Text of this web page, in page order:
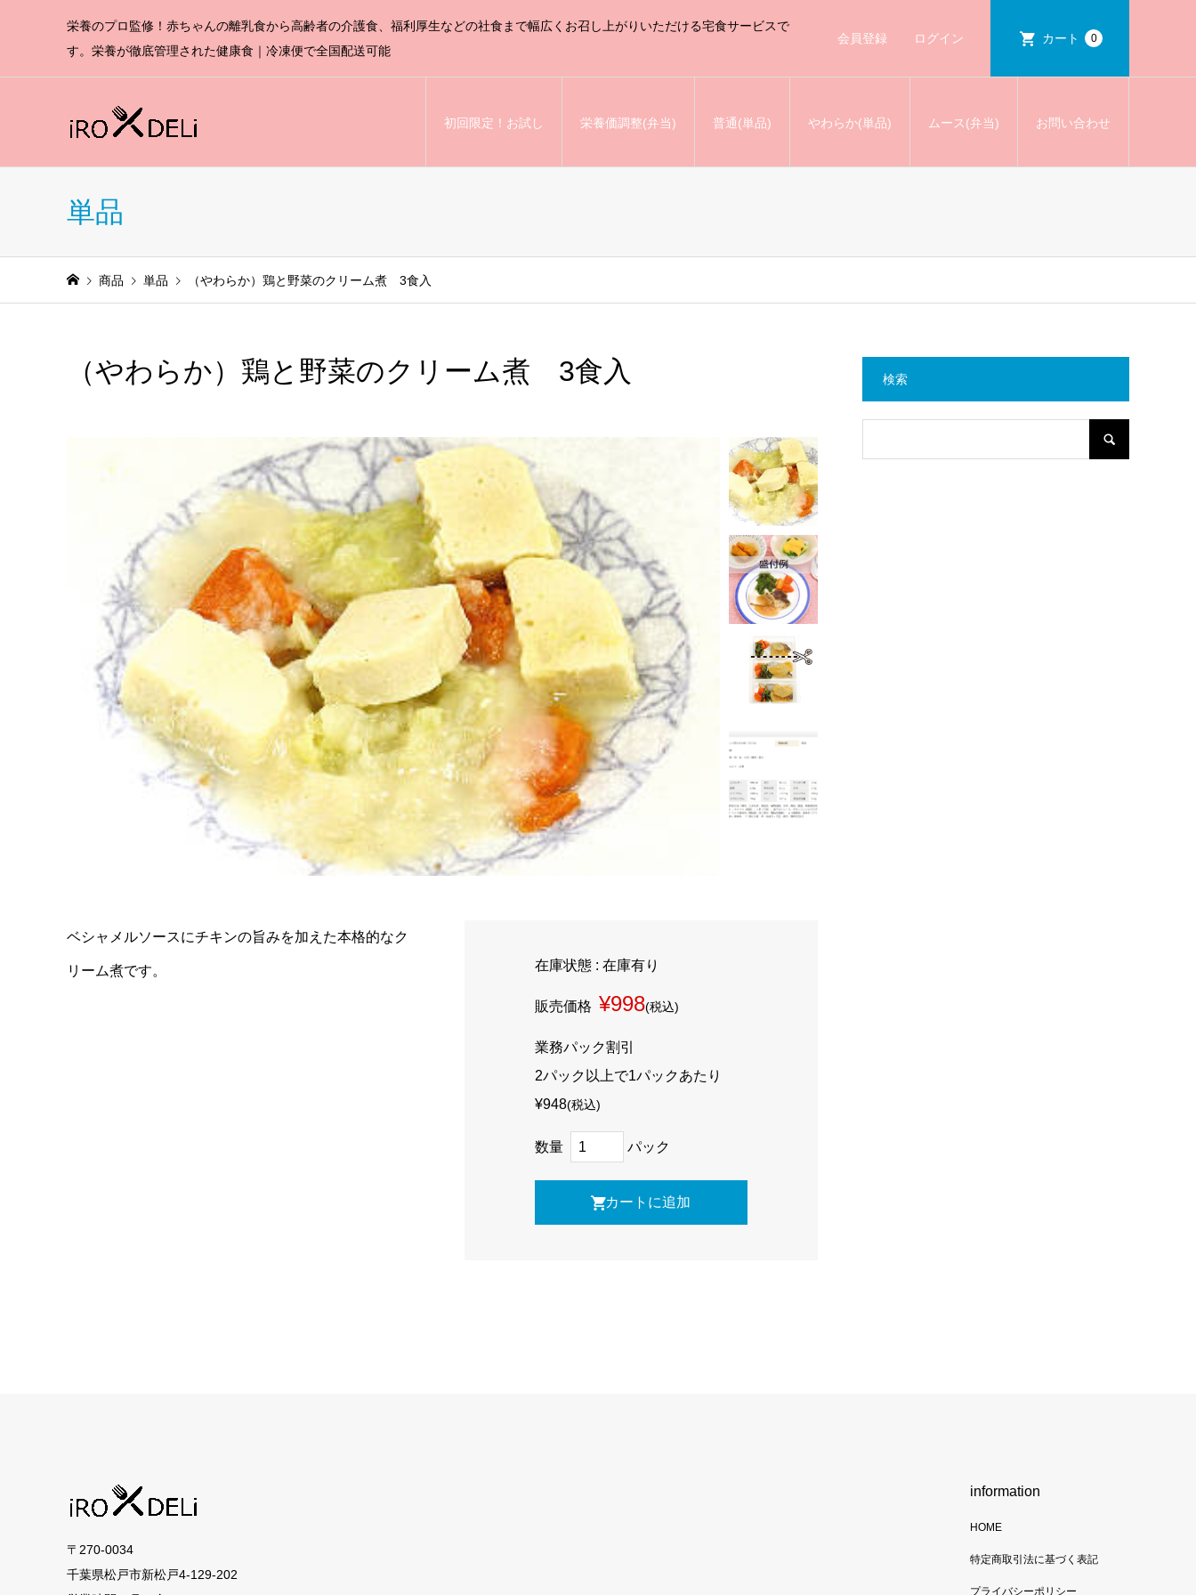
栄養のプロ監修！赤ちゃんの離乳食から高齢者の介護食、福利厚生などの社食まで幅広くお召し上がりいただける宅食サービスで
す。栄養が徹底管理された健康食｜冷凍便で全国配送可能
会員登録 ログイン カート 0
初回限定！お試し 栄養価調整(弁当) 普通(単品) やわらか(単品) ムース(弁当) お問い合わせ
単品
商品 単品 （やわらか）鶏と野菜のクリーム煮 3食入
（やわらか）鶏と野菜のクリーム煮 3食入
ベシャメルソースにチキンの旨みを加えた本格的なク
リーム煮です。 在庫状態 : 在庫有り
販売価格 ¥998(税込)
業務パック割引
2パック以上で1パックあたり
¥948(税込)
数量 パック
検索
〒270-0034
千葉県松戸市新松戸4-129-202
information
HOME
特定商取引法に基づく表記
プライバシーポリシー